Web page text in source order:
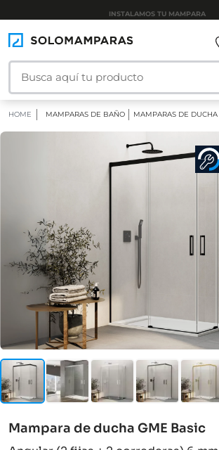
HOME MAMPARAS DE BAÑO MAMPARAS DE DUCHA
Mampara de ducha GME Basic